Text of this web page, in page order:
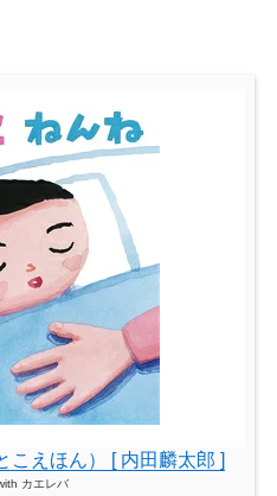
えほん） [ 内田麟太郎 ]
カエレバ